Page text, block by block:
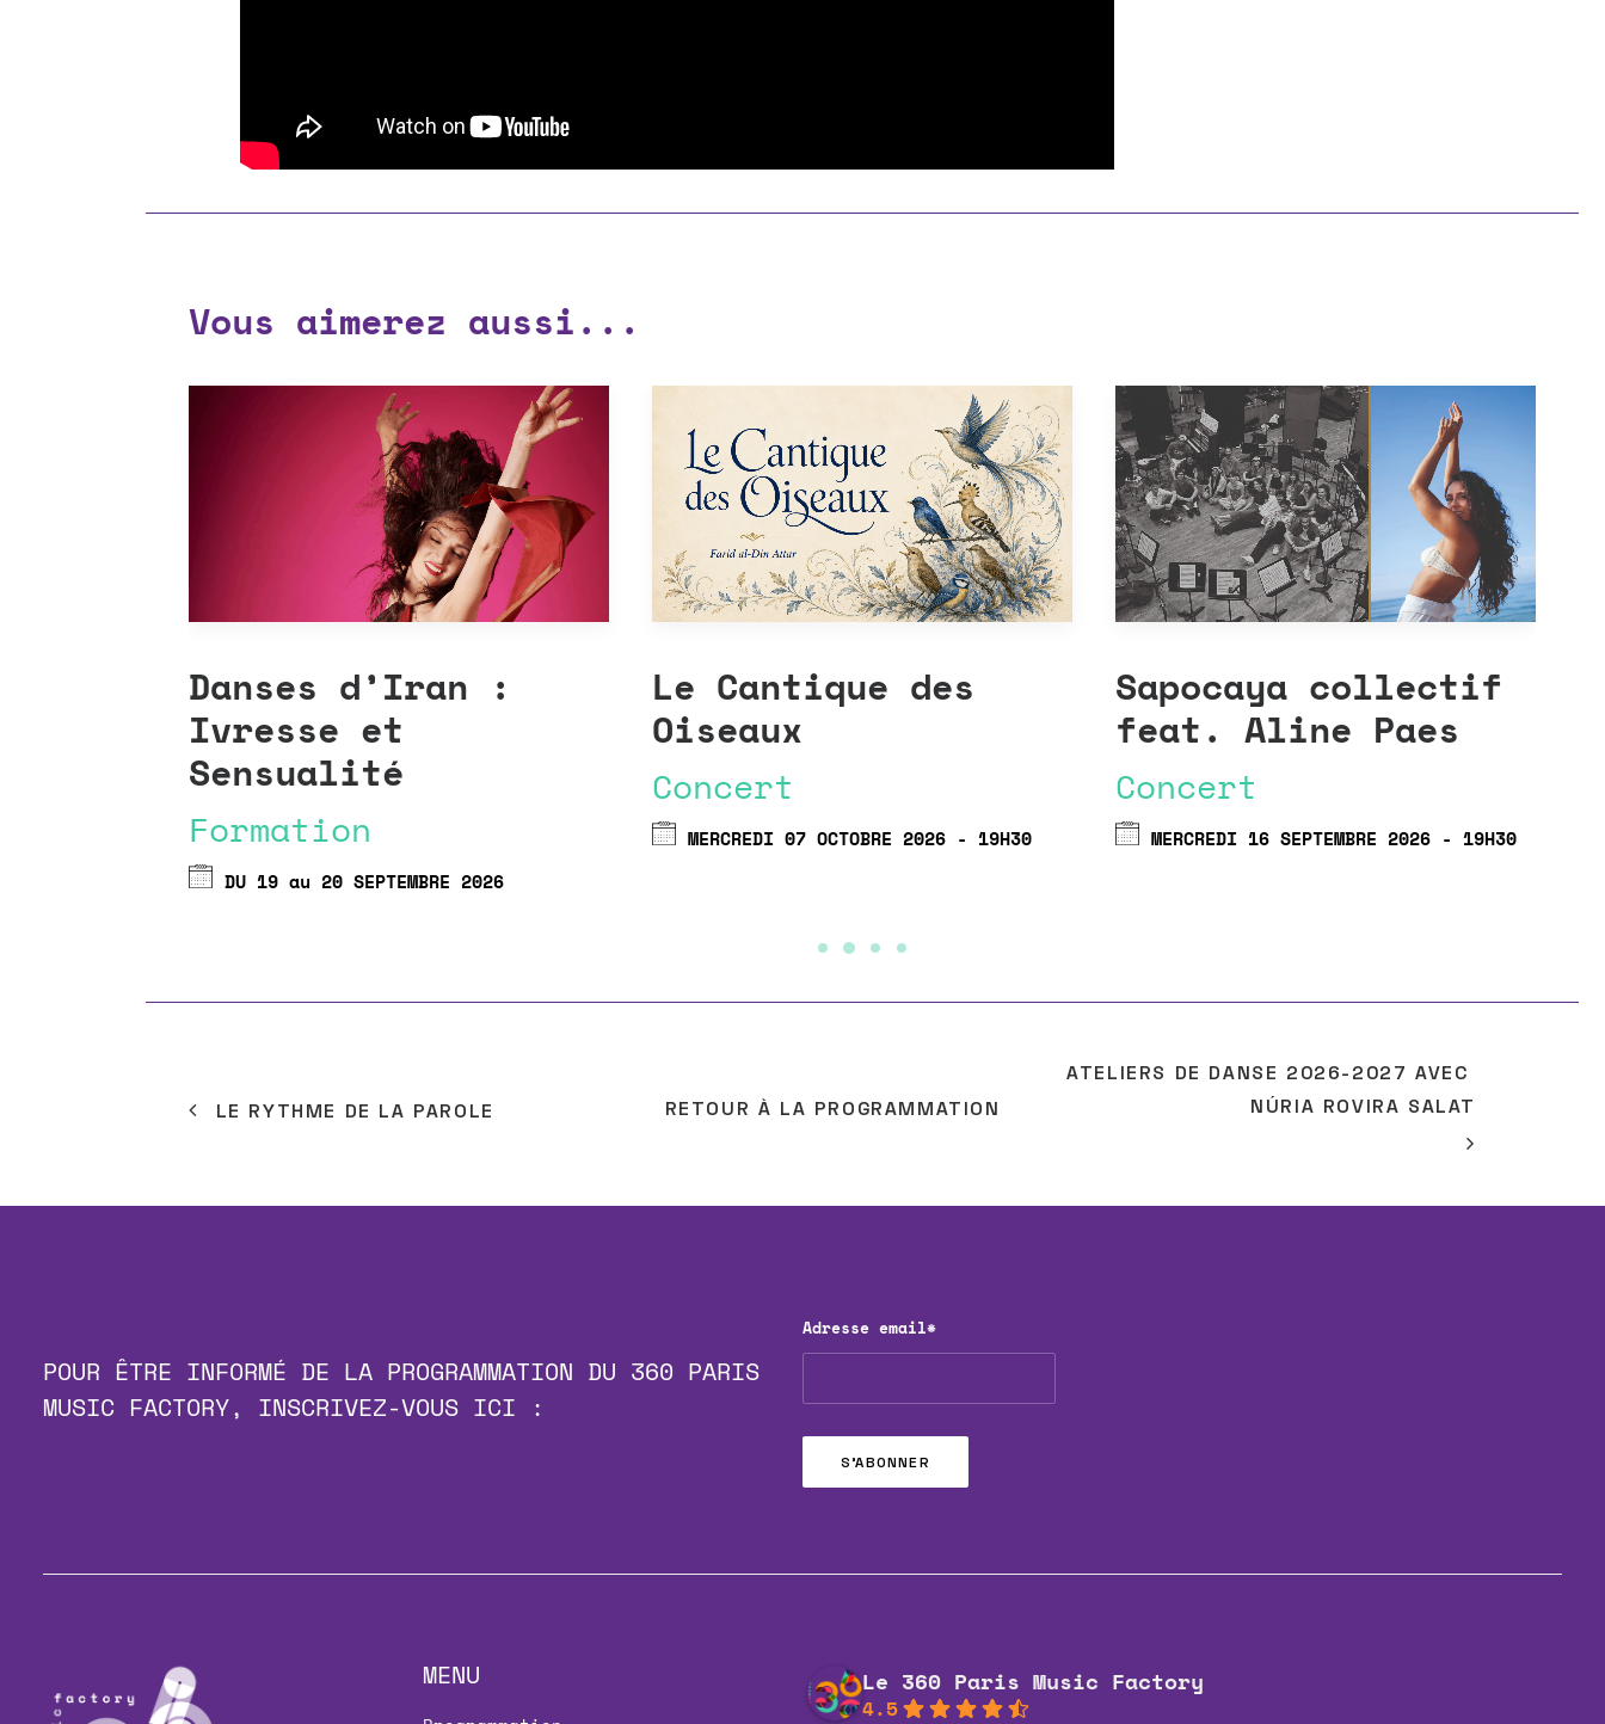
Vous aimerez aussi...
Danses d’Iran :
Ivresse et
Sensualité
Formation
DU 19 au 20 SEPTEMBRE 2026
Le Cantique des
Oiseaux
Concert
MERCREDI 07 OCTOBRE 2026 - 19H30
Sapocaya collectif
feat. Aline Paes
Concert
MERCREDI 16 SEPTEMBRE 2026 - 19H30
LE RYTHME DE LA PAROLE RETOUR À LA PROGRAMMATION
ATELIERS DE DANSE 2026-2027 AVEC
NÚRIA ROVIRA SALAT
POUR ÊTRE INFORMÉ DE LA PROGRAMMATION DU 360 PARIS
MUSIC FACTORY, INSCRIVEZ-VOUS ICI :
Adresse email*
MENU Le 360 Paris Music Factory
4.5